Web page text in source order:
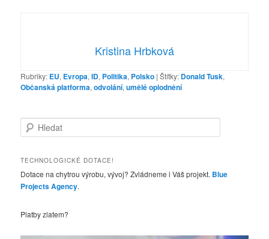
Kristina Hrbková
Rubriky: EU, Evropa,ID, Politika, Polsko |Štítky: Donald Tusk,
Občanská platforma,odvolání,umělé oplodnění
l
d
t
TECHNOLOGICKÉ DOTACE!
Dotace na chytrou výrobu, vývoj? Zvládneme i Váš projekt. Blue
Projects Agency.
Platby zlatem?